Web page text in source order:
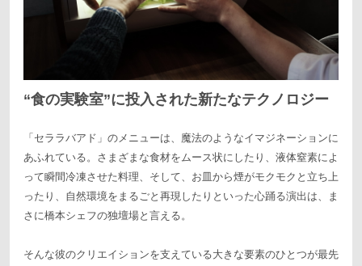
“食の実験室”に投入された新たなテクノロジー
「セララバアド」のメニューは、魔法のようなイマジネーションに
あふれている。さまざまな食材をムース状にしたり、液体窒素によ
って瞬間冷凍させた料理、そして、お皿から煙がモクモクと立ち上
ったり、自然環境をまるごと再現したりといった心踊る演出は、ま
さに橋本シェフの独壇場と言える。
そんな彼のクリエイションを支えている大きな要素のひとつが最先